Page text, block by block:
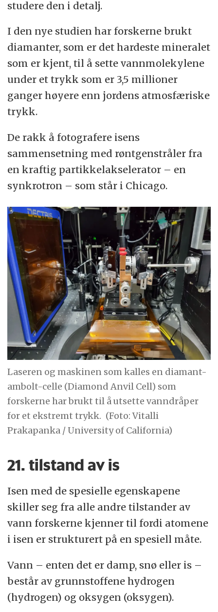
studere den i detalj.
I den nye studien har forskerne brukt
diamanter, som er det hardeste mineralet
som er kjent, til å sette vannmolekylene
under et trykk som er 3,5 millioner
ganger høyere enn jordens atmosfæriske
trykk.
De rakk å fotografere isens
sammensetning med røntgenstråler fra
en kraftig partikkelakselerator – en
synkrotron – som står i Chicago.
Laseren og maskinen som kalles en diamant-
ambolt-celle (Diamond Anvil Cell) som
forskerne har brukt til å utsette vanndråper
for et ekstremt trykk. (Foto: Vitalli
Prakapanka / University of California)
21. tilstand av is
Isen med de spesielle egenskapene
skiller seg fra alle andre tilstander av
vann forskerne kjenner til fordi atomene
i isen er strukturert på en spesiell måte.
Vann – enten det er damp, snø eller is –
består av grunnstoffene hydrogen
(hydrogen) og oksygen (oksygen).